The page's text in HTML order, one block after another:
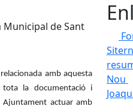
de Sant
amb aquesta
la documentació i
actuar amb
Nou